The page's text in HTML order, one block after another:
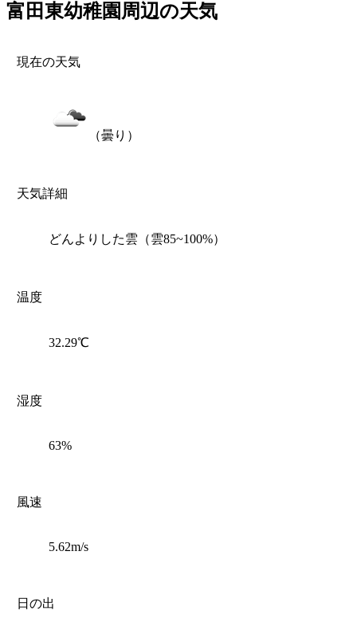
富田東幼稚園周辺の天気
現在の天気
（曇り）
天気詳細
どんよりした雲（雲85~100%）
温度
32.29℃
湿度
63%
風速
5.62m/s
日の出